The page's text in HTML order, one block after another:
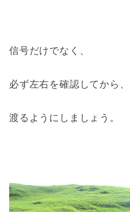
信号だけでなく、
必ず左右を確認してから、
渡るようにしましょう。